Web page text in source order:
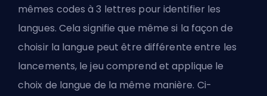
mêmes codes à 3 lettres pour identifier les
langues. Cela signifie que même si la façon de
choisir la langue peut être différente entre les
lancements, le jeu comprend et applique le
choix de langue de la même manière. Ci-